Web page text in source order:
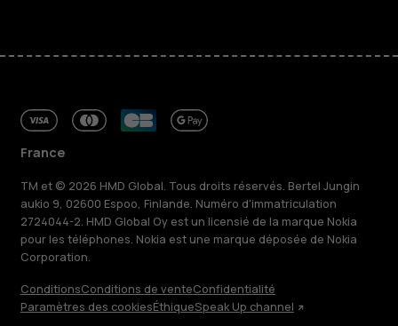
France
TM et © 2026 HMD Global. Tous droits réservés. Bertel Jungin
aukio 9, 02600 Espoo, Finlande. Numéro d'immatriculation
2724044-2. HMD Global Oy est un licensié de la marque Nokia
pour les téléphones. Nokia est une marque déposée de Nokia
Corporation.
ConditionsConditions de venteConfidentialité
Paramètres des cookiesÉthiqueSpeak Up channel